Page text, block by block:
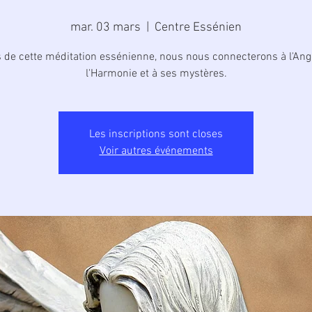
mar. 03 mars Centre Essénien
de cette méditation essénienne, nous nous connecterons à
l'Harmonie et à ses mystères.
Les inscriptions sont closes
Voir autres événements